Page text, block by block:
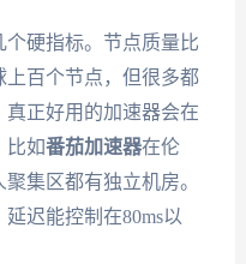
硬指标。节点质量比
百个节点，但很多都
正好用的加速器会在
比如番茄加速器在伦
集区都有独立机房。
迟能控制在80ms以